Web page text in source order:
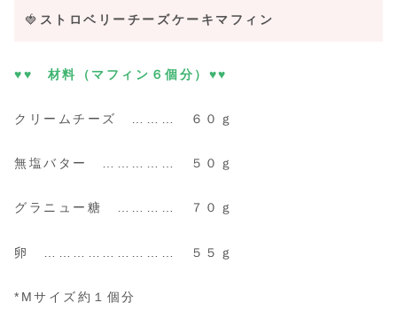
🍓 ストロベリーチーズケーキマフィン
♥♥ 材料（マフィン６個分）♥♥
クリームチーズ ……… ６０ｇ
無塩バター …………… ５０ｇ
グラニュー糖 ………… ７０ｇ
卵 ……………………… ５５ｇ
*Mサイズ約１個分